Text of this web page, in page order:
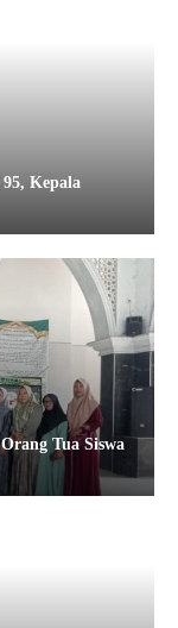
Kepala
Tua Siswa